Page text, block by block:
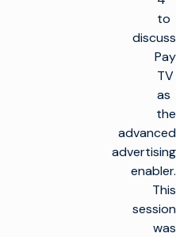
to
discuss
Pay
TV
as
the
advanced
advertising
enabler.
This
session
was